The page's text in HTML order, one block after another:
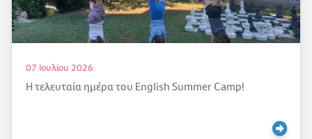
07 Ιουλίου 2026
Η τελευταία ημέρα του English Summer Camp!